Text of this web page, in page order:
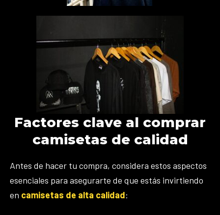
Factores clave al comprar
camisetas de calidad
Antes de hacer tu compra, considera estos aspectos
esenciales para asegurarte de que estás invirtiendo
en camisetas de alta calidad: